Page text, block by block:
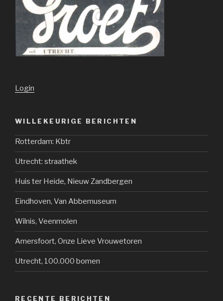
Login
WILLEKEURIGE BERICHTEN
Rotterdam: Kbtr
Utrecht: straathek
Huis ter Heide, Nieuw Zandbergen
Eindhoven, Van Abbemuseum
Wilnis, Veenmolen
Amersfoort, Onze Lieve Vrouwetoren
Utrecht, 100.000 bomen
RECENTE BERICHTEN